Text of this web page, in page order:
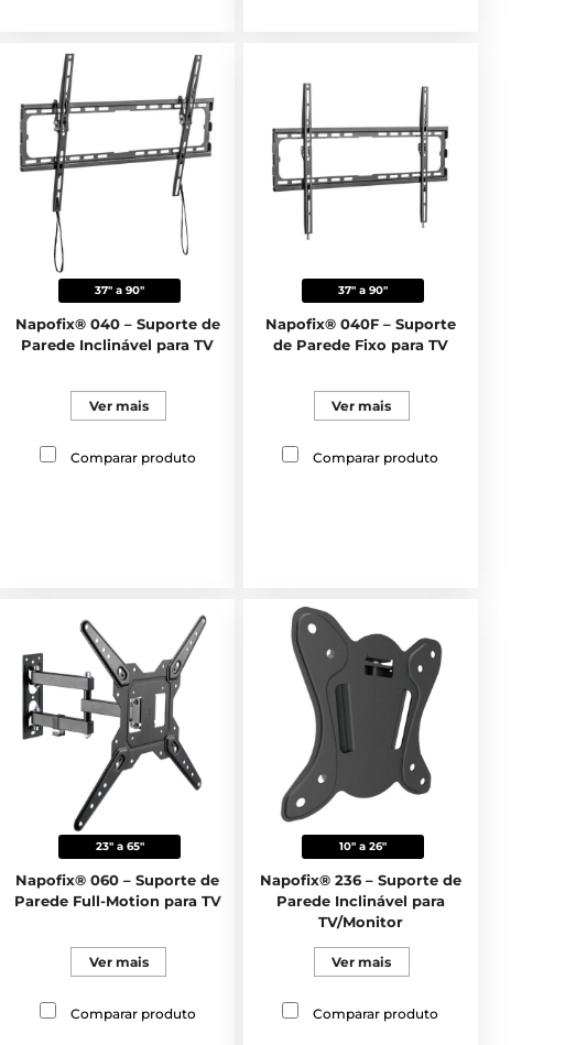
37" a 90"
Napofix® 040 – Suporte de
Parede Inclinável para TV
Ver mais
Comparar produto
37" a 90"
Napofix® 040F – Suporte
de Parede Fixo para TV
Ver mais
Comparar produto
23" a 65"
Napofix® 060 – Suporte de
Parede Full-Motion para TV
Ver mais
Comparar produto
10" a 26"
Napofix® 236 – Suporte de
Parede Inclinável para
TV/Monitor
Ver mais
Comparar produto